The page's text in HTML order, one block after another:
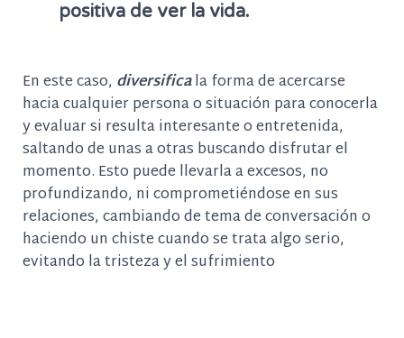
positiva de ver la vida.
En este caso, diversificala forma deacercarse
hacia cualquier persona o situación para conocerla
y evaluar si resulta interesante o entretenida,
saltando de unas a otras buscando disfrutar el
momento. Esto puede llevarla aexcesos, no
profundizando, ni comprometiéndose en sus
relaciones, cambiando de tema de conversación o
haciendo un chiste cuando se trata algo serio,
evitando la tristeza y el sufrimiento